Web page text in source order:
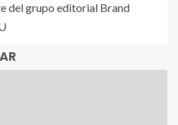
del grupo editorial Brand